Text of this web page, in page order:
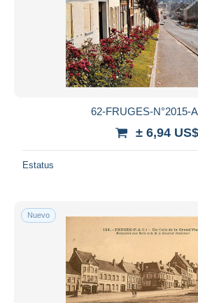
62-FRUGES-N°2015-
± 6,94 US$
Estatus
Nuevo